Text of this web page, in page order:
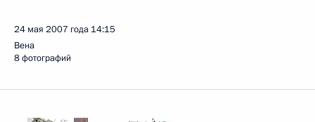
24 мая 2007 года 14:15
Вена
8 фотографий